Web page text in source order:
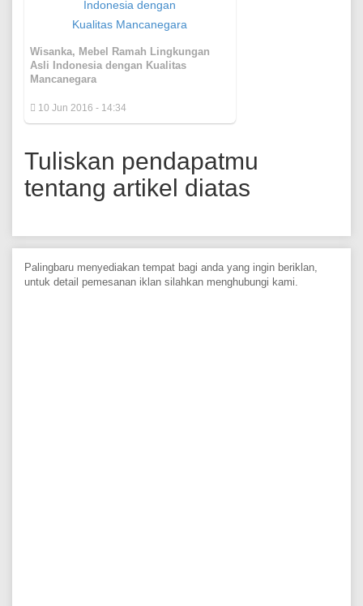
Wisanka, Mebel Ramah Lingkungan
Asli Indonesia dengan Kualitas
Mancanegara
10 Jun 2016 - 14:34
Tuliskan pendapatmu
tentang artikel diatas
Palingbaru menyediakan tempat bagi anda yang ingin beriklan,
untuk detail pemesanan iklan silahkan menghubungi kami.